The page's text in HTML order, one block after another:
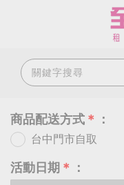
商品配送方式 ＊ ：
台中門市自取
活動日期 ＊ ：